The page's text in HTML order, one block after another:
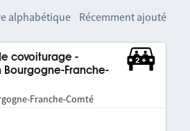
alphabétique Récemment ajouté
covoiturage -
Bourgogne-Franche-
Franche-Comté